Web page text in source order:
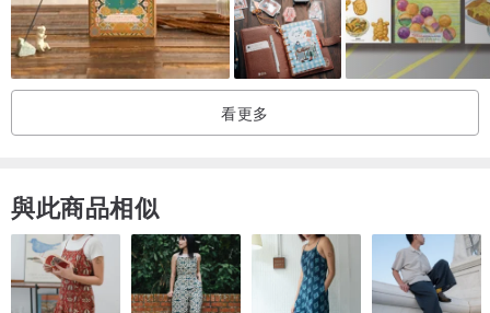
看更多
與此商品相似